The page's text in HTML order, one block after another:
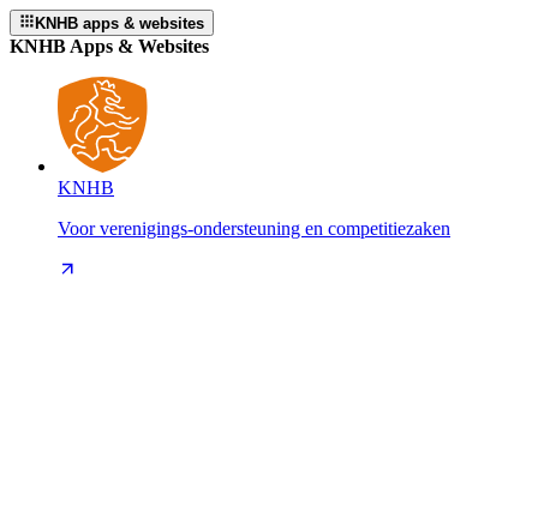
KNHB apps & websites
KNHB Apps & Websites
KNHB
Voor verenigings-ondersteuning en competitiezaken